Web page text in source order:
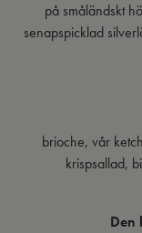
på småländskt
senapspicklad
brioche, vår
krispsallad,
Den